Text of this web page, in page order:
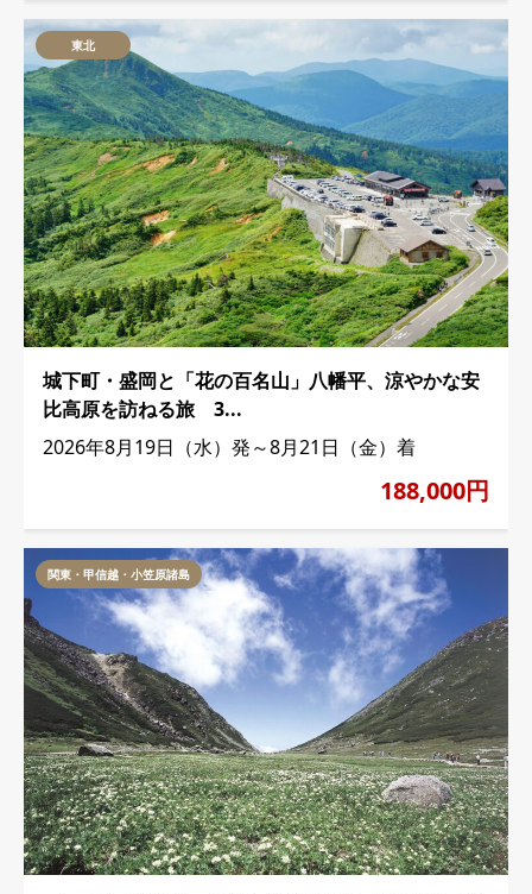
東北
城下町・盛岡と「花の百名山」八幡平、涼やかな安
比高原を訪ねる旅 3...
2026年8月19日（水）発～8月21日（金）着
188,000円
関東・甲信越・小笠原諸島